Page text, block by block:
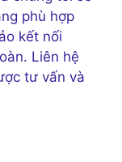
phù hợp
kết nối
Liên hệ
tư vấn và